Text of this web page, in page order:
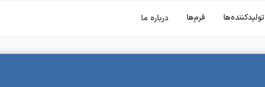
تولیدکننده‌ها فرم‌ها درباره ما